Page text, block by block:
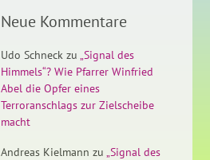
Neue Kommentare
Udo Schneck zu „Signal des
Himmels“? Wie Pfarrer Winfried
Abel die Opfer eines
Terroranschlags zur Zielscheibe
macht
Andreas Kielmann zu „Signal des